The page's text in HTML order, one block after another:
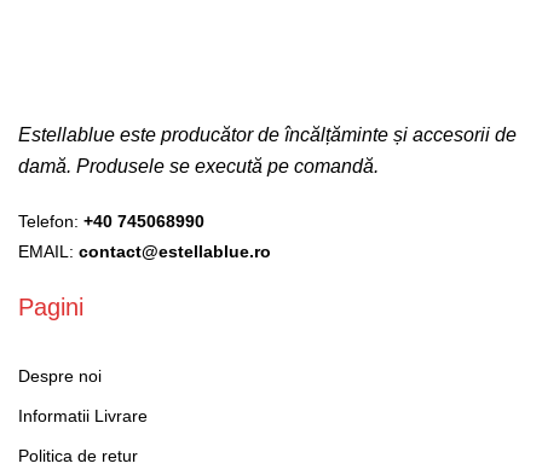
Estellablue este producător de încălțăminte și accesorii de
damă. Produsele se execută pe comandă.
Telefon: +40 745068990
EMAIL: contact@estellablue.ro
Pagini
Despre noi
Informatii Livrare
Politica de retur